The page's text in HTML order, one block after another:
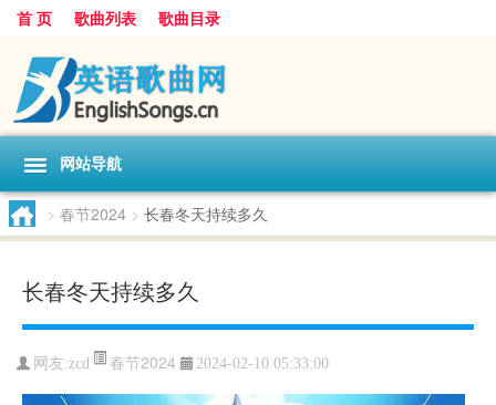
首 页 歌曲列表 歌曲目录
网站导航
> 春节2024 > 长春冬天持续多久
长春冬天持续多久
网友:zcd 春节2024 2024-02-10 05:33:00